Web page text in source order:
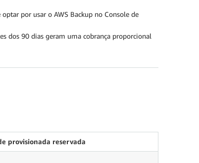
por usar o AWS Backup no Console de
dos 90 dias geram uma cobrança proporcional
provisionada reservada